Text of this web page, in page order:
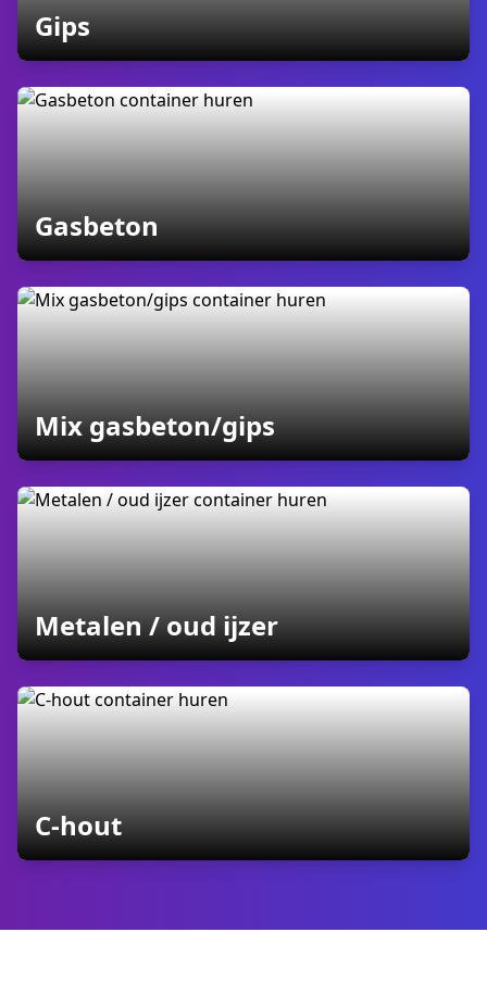
Gipscontainers
Gasbetoncontainers
Mix gasbeton/gipscontainers
Metalen / oud ijzercontainers
C-houtcontainers